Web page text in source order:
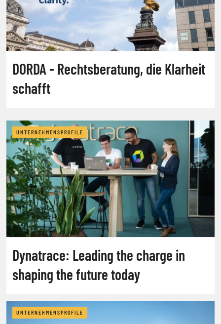
DORDA - Rechtsberatung, die Klarheit
schafft
UNTERNEHMENSPROFILE
Dynatrace: Leading the charge in
shaping the future today
UNTERNEHMENSPROFILE